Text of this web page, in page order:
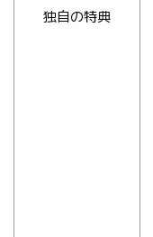
独自の特典